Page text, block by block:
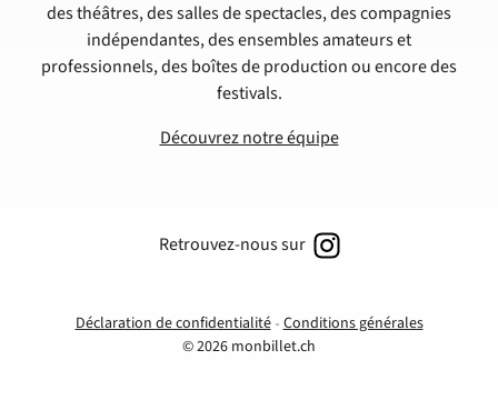
des théâtres, des salles de spectacles, des compagnies
indépendantes, des ensembles amateurs et
professionnels, des boîtes de production ou encore des
festivals.
Découvrez notre équipe
Déclaration de confidentialité Conditions générales
© 2026 monbillet.ch
Retrouvez-nous sur